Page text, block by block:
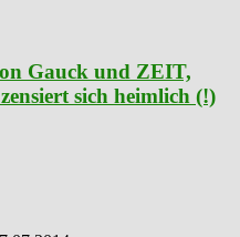
Gauck und ZEIT,
sich heimlich (!)